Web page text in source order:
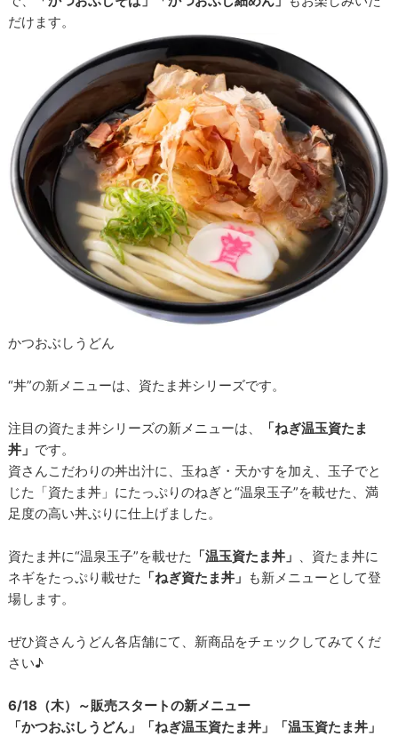
だけます。
かつおぶしうどん
“丼”の新メニューは、資たま丼シリーズです。
注目の資たま丼シリーズの新メニューは、
「ねぎ温玉資たま
丼」 です。
資さんこだわりの丼出汁に、玉ねぎ・天かすを加え、玉子でと
じた「資たま丼」にたっぷりのねぎと“温泉玉子”を載せた、満
足度の高い丼ぶりに仕上げました。
資たま丼に“温泉玉子”を載せた 「温玉資たま丼」 、資たま丼に
ネギをたっぷり載せた 「ねぎ資たま丼」 も新メニューとして登
場します。
ぜひ資さんうどん各店舗にて、新商品をチェックしてみてくだ
さい♪
6/18（木）～販売スタートの新メニュー
「かつおぶしうどん」「ねぎ温玉資たま丼」「温玉資たま丼」